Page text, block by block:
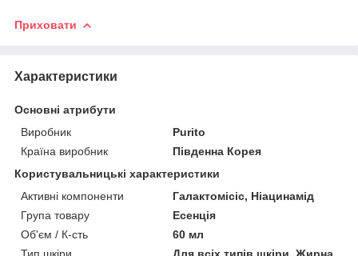
Приховати
Характеристики
Основні атрибути
Виробник
Purito
Країна виробник
Південна Корея
Користувальницькі характеристики
Активні компоненти
Галактомісіс, Ніацинамід
Група товару
Есенція
Об'єм / К-сть
60 мл